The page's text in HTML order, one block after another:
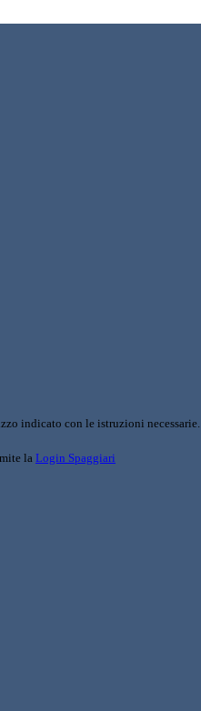
indicato con le istruzioni necessarie.
la Login Spaggiari